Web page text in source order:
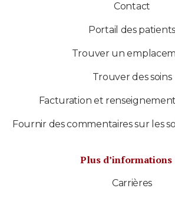
Contact
Portail des patients
Trouver un
Trouver des soins
Facturation et
Fournir des commentaires sur les
Plus d’informations
Carrières